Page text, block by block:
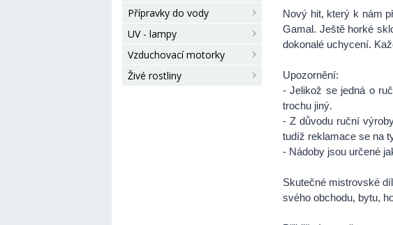
Přípravky do vody
UV - lampy
Vzduchovací motorky
Živé rostliny
Nový hit, který k nám
Gamal. Ještě horké
dokonalé uchycení.
Upozornění:
- Jelikož se jedná o
trochu jiný.
- Z důvodu ruční
tudíž reklamace se na
- Nádoby jsou určené
Skutečné mistrovské
svého obchodu, bytu,